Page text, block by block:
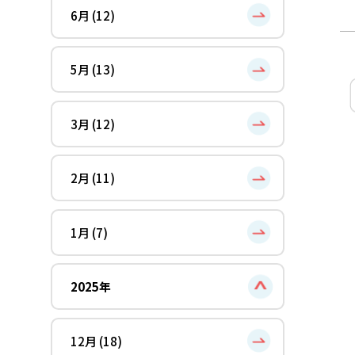
6月 (12)
5月 (13)
3月 (12)
2月 (11)
1月 (7)
2025年
12月 (18)